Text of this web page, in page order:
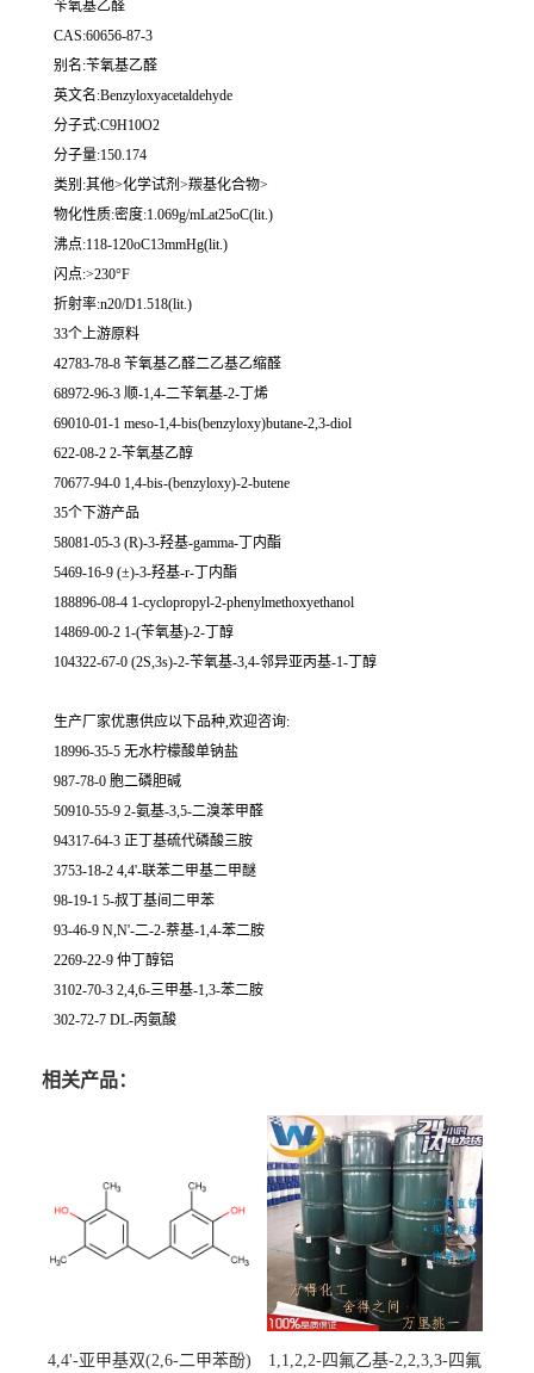
苄氧基乙醛
CAS:60656-87-3
别名:苄氧基乙醛
英文名:Benzyloxyacetaldehyde
分子式:C9H10O2
分子量:150.174
类别:其他>化学试剂>羰基化合物>
物化性质:密度:1.069g/mLat25oC(lit.)
沸点:118-120oC13mmHg(lit.)
闪点:>230°F
折射率:n20/D1.518(lit.)
33个上游原料
42783-78-8 苄氧基乙醛二乙基乙缩醛
68972-96-3 顺-1,4-二苄氧基-2-丁烯
69010-01-1 meso-1,4-bis(benzyloxy)butane-2,3-diol
622-08-2 2-苄氧基乙醇
70677-94-0 1,4-bis-(benzyloxy)-2-butene
35个下游产品
58081-05-3 (R)-3-羟基-gamma-丁内酯
5469-16-9 (±)-3-羟基-r-丁内酯
188896-08-4 1-cyclopropyl-2-phenylmethoxyethanol
14869-00-2 1-(苄氧基)-2-丁醇
104322-67-0 (2S,3s)-2-苄氧基-3,4-邻异亚丙基-1-丁醇
生产厂家优惠供应以下品种,欢迎咨询:
18996-35-5 无水柠檬酸单钠盐
987-78-0 胞二磷胆碱
50910-55-9 2-氨基-3,5-二溴苯甲醛
94317-64-3 正丁基硫代磷酸三胺
3753-18-2 4,4'-联苯二甲基二甲醚
98-19-1 5-叔丁基间二甲苯
93-46-9 N,N'-二-2-萘基-1,4-苯二胺
2269-22-9 仲丁醇铝
3102-70-3 2,4,6-三甲基-1,3-苯二胺
302-72-7 DL-丙氨酸
相关产品：
4,4'-亚甲基双(2,6-二甲苯酚)
1,1,2,2-四氟乙基-2,2,3,3-四氟